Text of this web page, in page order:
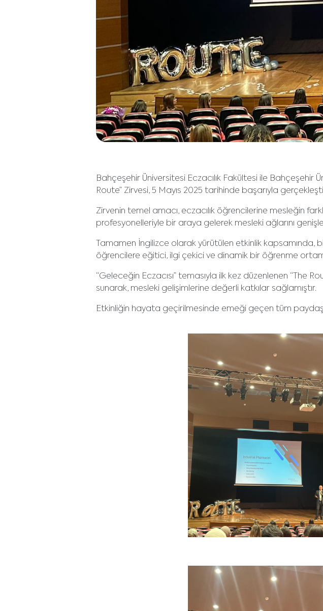
Bahçeşehir Üniversitesi Eczacılık Fakültesi ile Bahçeşehir
Route” Zirvesi, 5 Mayıs 2025 tarihinde başarıyla
Zirvenin temel amacı, eczacılık öğrencilerine mesleğin
profesyonelleriyle bir araya gelerek mesleki ağlarını
Tamamen İngilizce olarak yürütülen etkinlik kapsamında,
öğrencilere eğitici, ilgi çekici ve dinamik bir öğrenme
“Geleceğin Eczacısı” temasıyla ilk kez düzenlenen “The
sunarak, mesleki gelişimlerine değerli katkılar sağlamıştır.
Etkinliğin hayata geçirilmesinde emeği geçen tüm